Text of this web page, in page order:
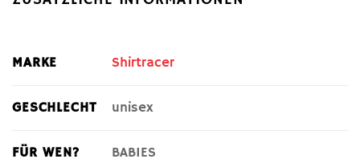
MARKE Shirtracer
GESCHLECHT unisex
FÜR WEN? BABIES